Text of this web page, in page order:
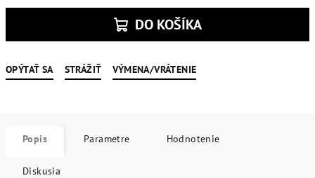
DO KOŠÍKA
OPÝTAŤ SA STRÁŽIŤ VÝMENA/VRÁTENIE
Popis Parametre Hodnotenie
Diskusia